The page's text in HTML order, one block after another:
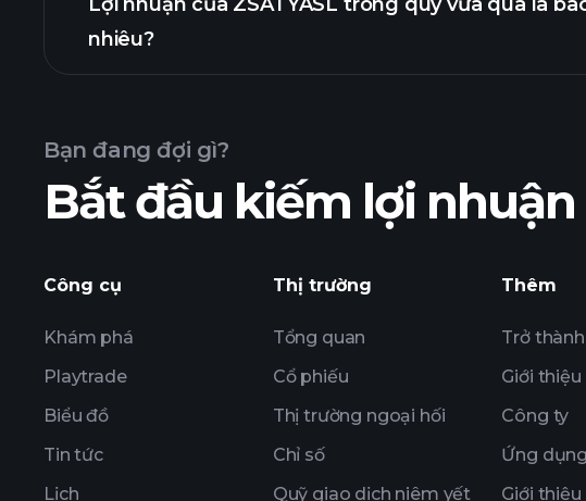
Lịch công bố lợi
nhiêu?
lợi nhuận của
Bạn đang đợi gì?
Bắt đầu kiếm lợi
Công cụ
Khám phá
Playtrade
Biểu đồ
Tin tức
Lịch
Thị trường
Tổng quan
Cổ phiếu
Thị trường ngoại hối
Chỉ số
Quỹ giao dịch niêm yết
Thêm
Trở
Giới
Công ty
Ứng
Giới